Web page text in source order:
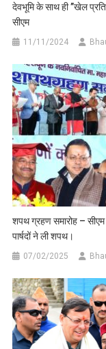
देवभूमि के साथ ही ’’खेल
सीएम
11/11/2024
शपथ ग्रहण समारोह – सीएम
पार्षदों ने ली शपथ।
07/02/2025